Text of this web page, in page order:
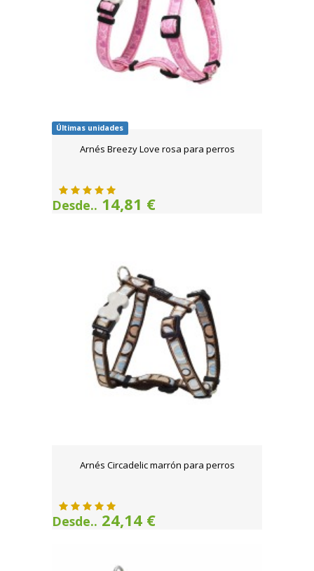
Últimas unidades
Arnés Breezy Love rosa para perros
Desde.. 14,81 €
Arnés Circadelic marrón para perros
Desde.. 24,14 €